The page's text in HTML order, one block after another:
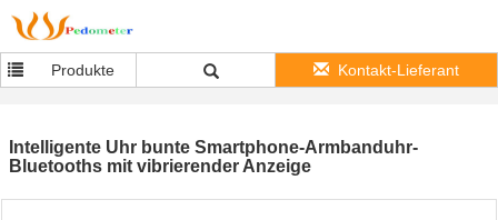
Produkte Kontakt-Lieferant
Intelligente Uhr bunte Smartphone-Armbanduhr-
Bluetooths mit vibrierender Anzeige